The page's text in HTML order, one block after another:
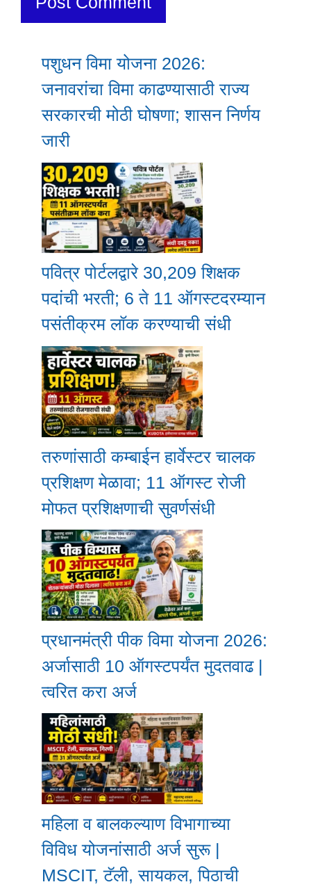
पशुधन विमा योजना 2026:
जनावरांचा विमा काढण्यासाठी राज्य
सरकारची मोठी घोषणा; शासन निर्णय
जारी
पवित्र पोर्टलद्वारे 30,209 शिक्षक
पदांची भरती; 6 ते 11 ऑगस्टदरम्यान
पसंतीक्रम लॉक करण्याची संधी
तरुणांसाठी कम्बाईन हार्वेस्टर चालक
प्रशिक्षण मेळावा; 11 ऑगस्ट रोजी
मोफत प्रशिक्षणाची सुवर्णसंधी
प्रधानमंत्री पीक विमा योजना 2026:
अर्जासाठी 10 ऑगस्टपर्यंत मुदतवाढ |
त्वरित करा अर्ज
महिला व बालकल्याण विभागाच्या
विविध योजनांसाठी अर्ज सुरू |
MSCIT, टॅली, सायकल, पिठाची